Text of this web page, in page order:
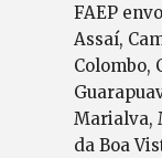
FAEP
Assaí,
Colombo,
Marialva,
da Boa